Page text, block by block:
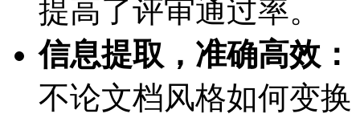
提高了评审通过率。
信息提取，准确高效：
不论文档风格如何变换